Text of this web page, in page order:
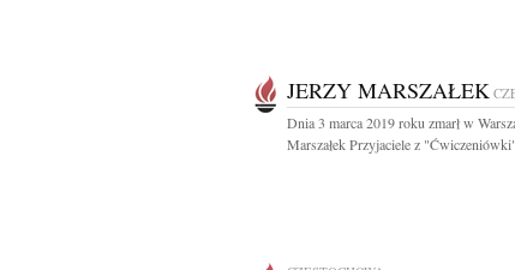
JERZY MARSZAŁEK
Dnia 3 marca 2019 roku zmarł w
Marszałek Przyjaciele z